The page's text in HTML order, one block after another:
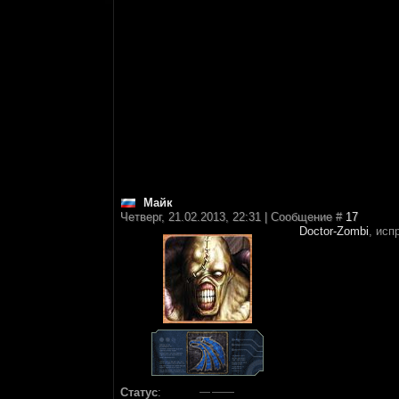
Майк
Четверг, 21.02.2013, 22:31 | Сообщение # 17
Статус:
Doctor-Zombi,